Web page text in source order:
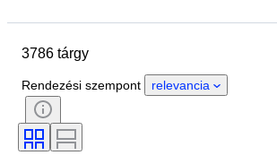
Country of origin
Állapot
Szín
Tartozékok mellékelve
Minta
Modell
3786 tárgy
Rendezési szempont relevancia